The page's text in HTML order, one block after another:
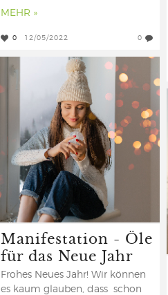
MEHR »
0 12/05/2022 0
Manifestation - Öle
für das Neue Jahr
Frohes Neues Jahr! Wir können
es kaum glauben, dass schon